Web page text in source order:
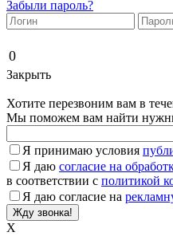
Забыли пароль?
0
Закрыть
Хотите перезвоним вам в
Мы поможем вам найти
Я принимаю условия
Я даю согласие на
в соответствии с политикой
Я даю согласие на
X